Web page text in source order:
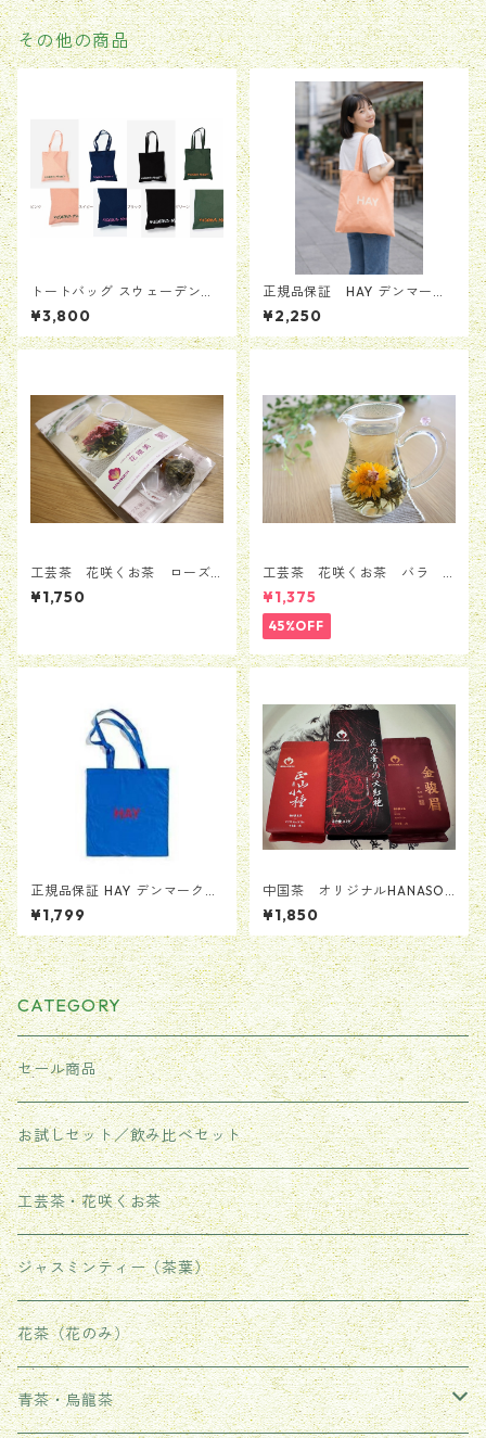
その他の商品
トートバッグ スウェーデン
Moderna Museet モデルナ 美
術館 ストックホルム 送料無
料
¥3,800
正規品保証 HAY デンマー
ク トートバッグ 2024年
限定カラー トートバッグ
ピーチ さくら 桃 桜
¥2,250
工芸茶 花咲くお茶 ローズ
入り・華やか 5粒セット
¥1,750
工芸茶 花咲くお茶 バラ
ローズ 5粒セット（1種類*5
粒）
¥1,375
45%OFF
正規品保証 HAY デンマーク
トートバッグ 赤ロゴ カバ
ン バッグ BAG ヘイ か
ばん 送料無料 当日翌日配送
男女兼用
¥1,799
中国茶 オリジナルHANASOU
VIお茶セット ３種類入り
計18.4g ポスト投函無料配送
¥1,850
CATEGORY
セール商品
お試しセット／飲み比べセット
工芸茶・花咲くお茶
ジャスミンティー（茶葉）
花茶（花のみ）
青茶・烏龍茶